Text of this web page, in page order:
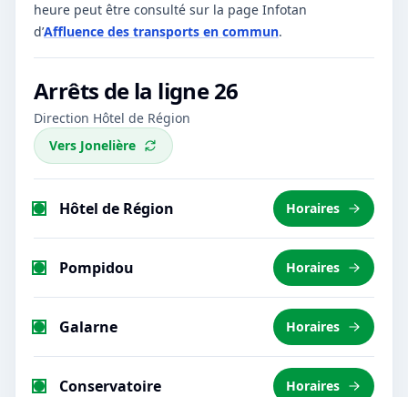
heure peut être consulté sur la page Infotan
d’Affluence des transports en commun.
Arrêts de la ligne26
Direction Hôtel de Région
Vers Jonelière
Hôtel de Région Horaires
Pompidou Horaires
Galarne Horaires
Conservatoire Horaires